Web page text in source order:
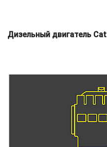
Дизельный двигатель